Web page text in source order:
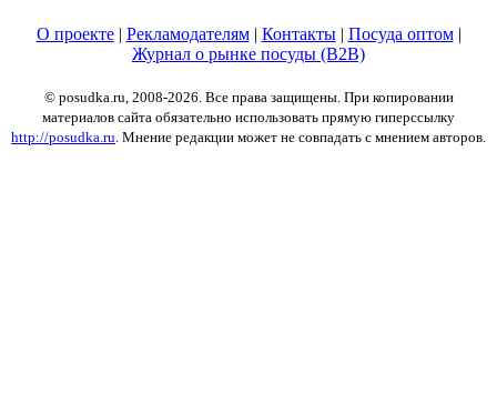
О проекте| Рекламодателям| Контакты| Посуда оптом|
Журнал о рынке посуды (B2B)
© posudka.ru, 2008-2026. Все права защищены. При копировании
материалов сайта обязательно использовать прямую гиперссылку
http://posudka.ru . Мнение редакции может не совпадать с мнением авторов.